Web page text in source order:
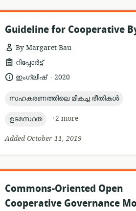
Guideline for Cooperative
By Margaret Bau
resource
format:
റിപ്പോർട്ട്
language:
ഇംഗ്ലീഷ് .
date2020
topic:
സഹകരണത്തിലെ മികച്ച രീതികൾ
topic:
ഉടമസ്ഥത
+2 more
Added October 11, 2019
Commons-Oriented Open
Cooperative Governance